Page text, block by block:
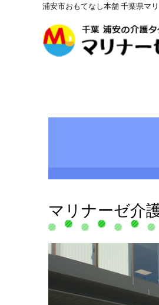
浦安市おもてなし本舗 千葉県マ
マリナーゼ介